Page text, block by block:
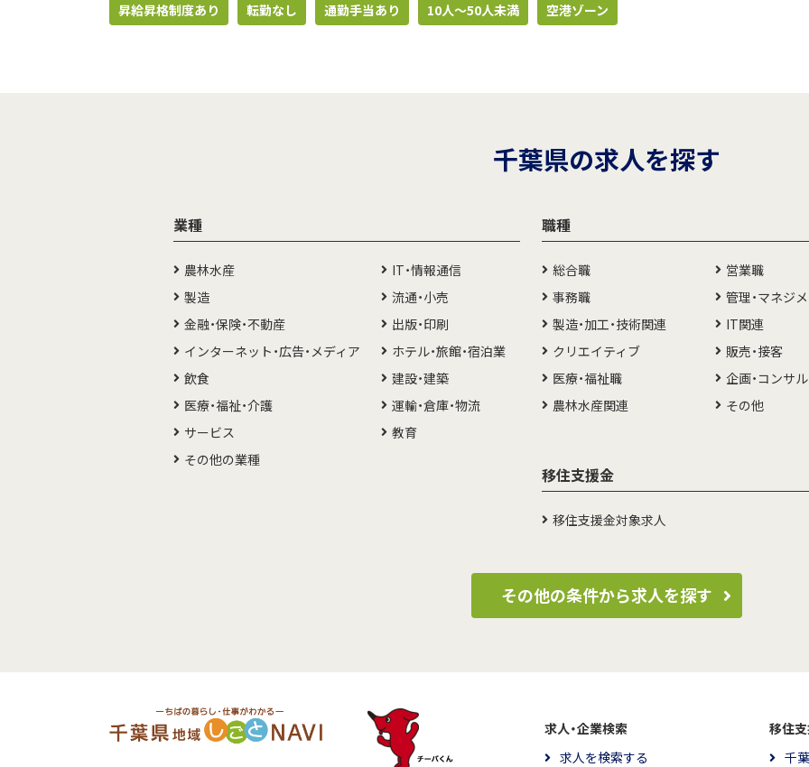
昇給昇格制度あり 転勤なし 通勤手当あり 10人〜50人未満 空港ゾーン
千葉県の求人を探す
業種
農林水産
IT・情報通信
製造
流通・小売
金融・保険・不動産
出版・印刷
インターネット・広告・メディア
ホテル・旅館・宿泊業
飲食
建設・建築
医療・福祉・介護
運輸・倉庫・物流
サービス
教育
その他の業種
職種
総合職
営業職
事務職
管理・マネジ
製造・加工・技術関連
IT関連
クリエイティブ
販売・接客
医療・福祉職
企画・コンサ
農林水産関連
その他
移住支援金
移住支援金対象求人
その他の条件から求人を探す
求人・企業検索
求人を検索する
移住
千